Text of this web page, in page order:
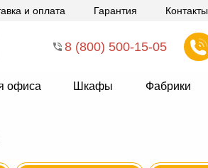
и оплата Гарантия Контакты
8 (800) 500-15-05
офиса Шкафы Фабрики